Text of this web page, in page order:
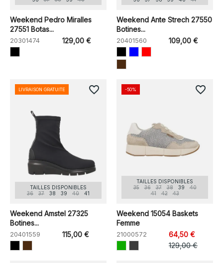
Weekend Pedro Miralles
27551 Botas...
20301474 129,00 €
Weekend Ante Strech 27550
Botines...
20401560 109,00 €
TAILLES DISPONIBLES
36
37 38 39 40 41
Weekend Amstel 27325
Botines...
20401559 115,00 €
LIVRAISON GRATUITE favorite_border
TAILLES DISPONIBLES
35
36 37 38 39
40
41
42 43
Weekend 15054 Baskets
Femme
21000572
64,50 €
129,00 €
-50% favorite_border